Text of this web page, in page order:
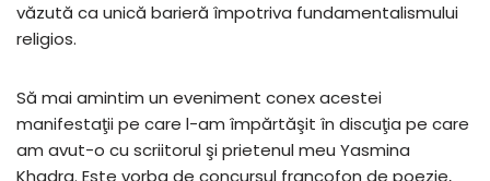
văzută ca unică barieră împotriva fundamentalismului
religios.
Să mai amintim un eveniment conex acestei
manifestaţii pe care l-am împărtăşit în discuţia pe care
am avut-o cu scriitorul şi prietenul meu Yasmina
Khadra. Este vorba de concursul francofon de poezie,